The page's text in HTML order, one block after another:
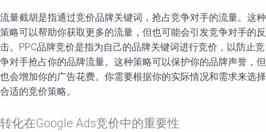
流量截胡是指通过竞价品牌关键词，抢占竞争对手的流量。这种
策略可以帮助你获取更多的流量，但也可能会引发竞争对手的反
击。PPC品牌竞价是指为自己的品牌关键词进行竞价，以防止竞
争对手抢占你的品牌流量。这种策略可以保护你的品牌声誉，但
也会增加你的广告花费。你需要根据你的实际情况和需求来选择
合适的竞价策略。
转化在Google Ads竞价中的重要性